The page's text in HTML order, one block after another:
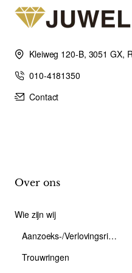
Kleiweg 120-B, 3051 GX,
010-4181350
Contact
Over ons
Wie zijn wij
Aanzoeks-/Verlovingsring
Trouwringen